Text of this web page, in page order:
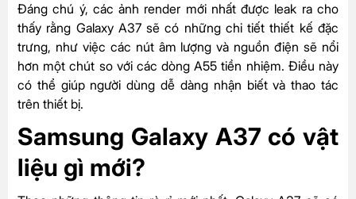
Đáng chú ý, các ảnh render mới nhất được leak ra cho
thấy rằng Galaxy A37 sẽ có những chi tiết thiết kế đặc
trưng, như việc các nút âm lượng và nguồn điện sẽ nổi
hơn một chút so với các dòng A55 tiền nhiệm. Điều này
có thể giúp người dùng dễ dàng nhận biết và thao tác
trên thiết bị.
Samsung Galaxy A37 có vật
liệu gì mới?